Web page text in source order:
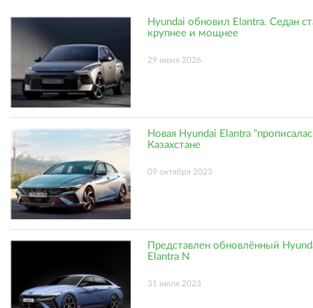
Hyundai обновил Elantra. Седан
крупнее и мощнее
29 июня 2026
Новая Hyundai Elantra
Казахстане
09 октября 2023
Представлен обновлённый
Elantra N
31 июля 2023